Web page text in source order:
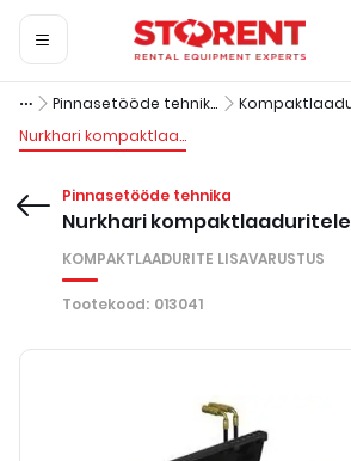
Pinnasetööde tehnika
Nurkhari kompaktlaaduritele
Pinnasetööde tehnika
Nurkhari kompaktlaaduritele
KOMPAKTLAADURITE LISAVARUSTUS
Tootekood: 013041